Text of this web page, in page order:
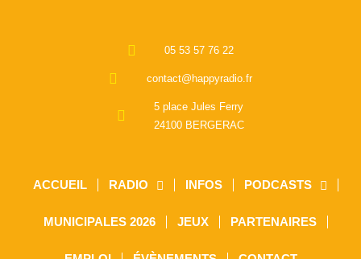
05 53 57 76 22
contact@happyradio.fr
5 place Jules Ferry
24100 BERGERAC
ACCUEIL RADIO INFOS PODCASTS
MUNICIPALES 2026 JEUX PARTENAIRES